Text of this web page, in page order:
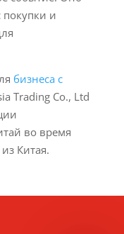
покупки и
бизнеса с
Trading Co., Ltd
во время
Китая.